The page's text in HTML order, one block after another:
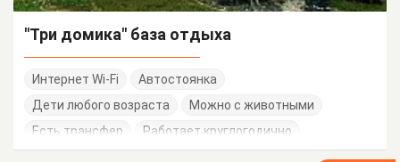
"Три домика" база отдыха
Интернет Wi-Fi
Автостоянка
Дети любого возраста
Можно с животными
Есть трансфер
Работает круглогодично